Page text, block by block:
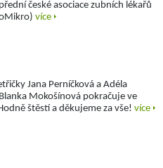
české asociace zubních lékařů
více
Jana Perníčková a Adéla
Mokošínová pokračuje ve
štěstí a děkujeme za vše! více